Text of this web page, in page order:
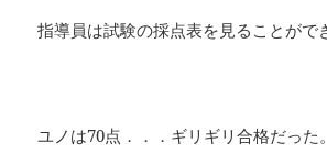
指導員は試験の採点表を見ることがで
ユノは70点．．．ギリギリ合格だった。